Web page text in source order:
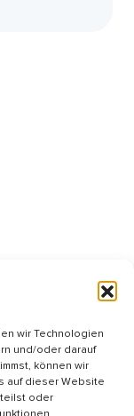
wir Technologien
und/oder darauf
können wir
auf dieser Website
oder